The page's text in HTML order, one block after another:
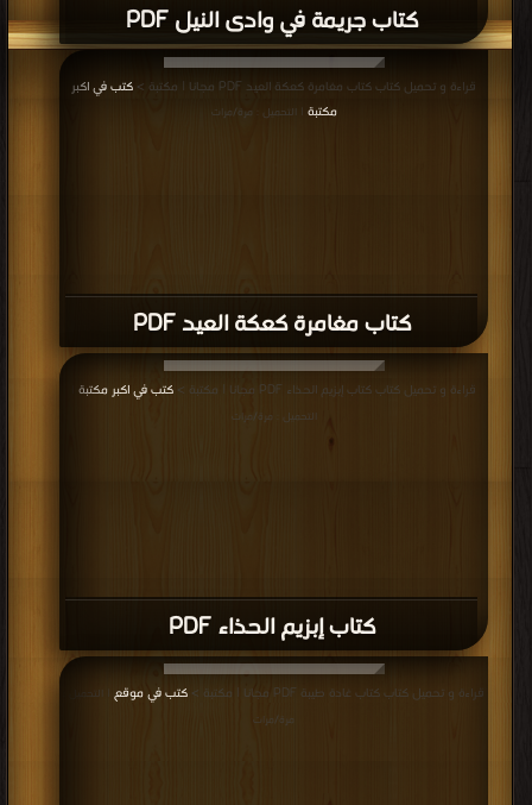
كتاب جريمة في وادى النيل PDF
كتاب مغامرة كعكة العيد PDF
قراءة و تحميل كتاب كتاب مغامرة كعكة العيد PDF مجانا | مكتبة >
كتب في اكبر
مكتبة
| التحميل : مرة/مرات
كتاب إبزيم الحذاء PDF
قراءة و تحميل كتاب كتاب إبزيم الحذاء PDF مجانا | مكتبة > كتب في اكبر مكتبة
التحميل : مرة/مرات
قراءة و تحميل كتاب كتاب غادة طيبة PDF مجانا | مكتبة > كتب في موقع
| التحميل :
مرة/مرات